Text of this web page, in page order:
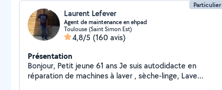
Particulier
Laurent Lefever
Agent de maintenance en ehpad
Toulouse (Saint Simon Est)
4,8/5 (160 avis)
Présentation
Bonjour, Petit jeune 61 ans Je suis autodidacte en
réparation de machines à laver , sèche-linge, Lave